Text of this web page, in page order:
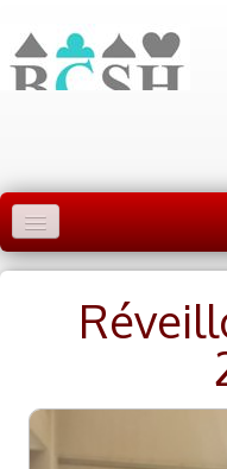
Accueil Stages
Photos
bcsh.fr